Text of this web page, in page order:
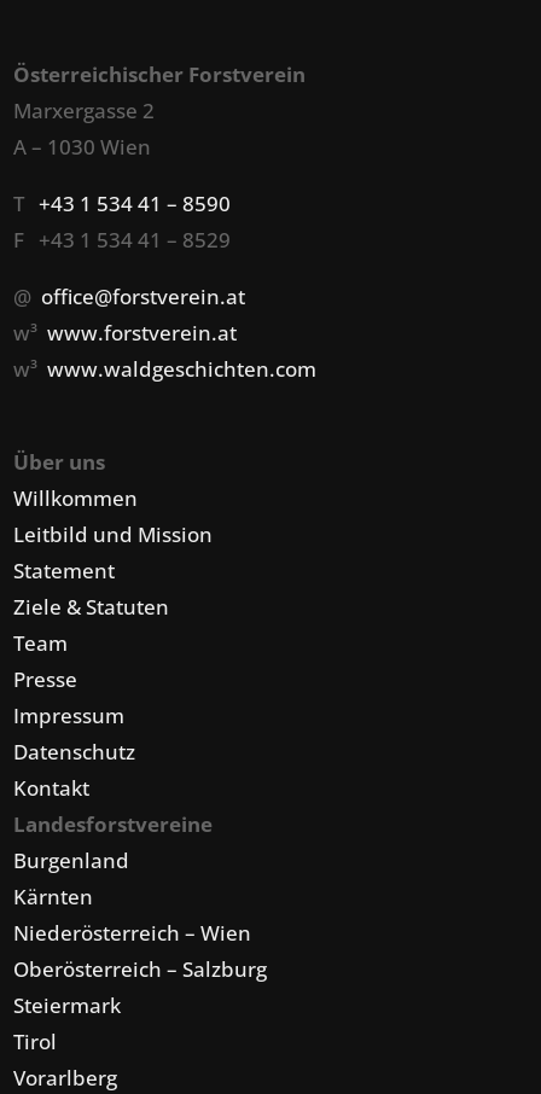
Österreichischer Forstverein
Marxergasse 2
A – 1030 Wien
T+43 1 534 41 – 8590
F +43 1 534 41 – 8529
@ office@forstverein.at
w³www.forstverein.at
w³www.waldgeschichten.com
Über uns
Willkommen
Leitbild und Mission
Statement
Ziele & Statuten
Team
Presse
Impressum
Datenschutz
Kontakt
Landesforstvereine
Burgenland
Kärnten
Niederösterreich – Wien
Oberösterreich – Salzburg
Steiermark
Tirol
Vorarlberg